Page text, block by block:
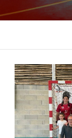
Le site